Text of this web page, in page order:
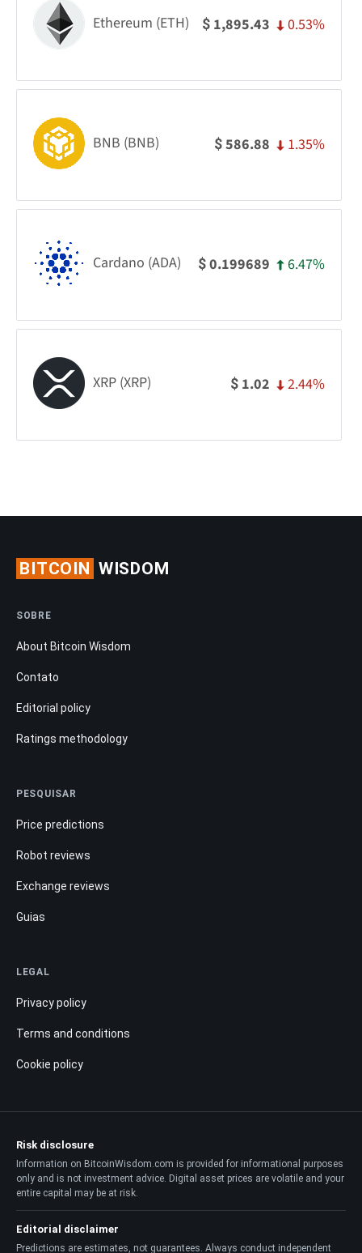
Ethereum (ETH) $ 1,895.43 0.53%
BNB (BNB) $586.88 1.35%
Cardano (ADA) $0.199689 6.47%
XRP (XRP) $ 1.02 2.44%
BITCOIN WISDOM
SOBRE
About Bitcoin Wisdom
Contato
Editorial policy
Ratings methodology
PESQUISAR
Price predictions
Robot reviews
Exchange reviews
Guias
LEGAL
Privacy policy
Terms and conditions
Cookie policy
Risk disclosure
Information on BitcoinWisdom.com is provided for informational purposes
only and is not investment advice. Digital asset prices are volatile and your
entire capital may be at risk.
Editorial disclaimer
Predictions are estimates, not guarantees. Always conduct independent